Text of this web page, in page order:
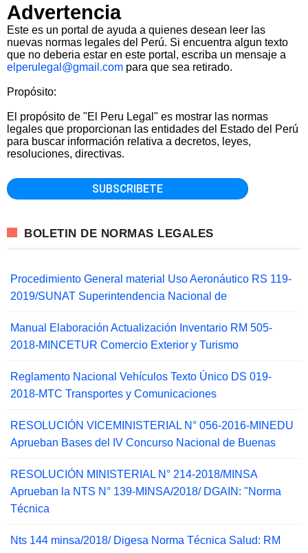
Advertencia
Este es un portal de ayuda a quienes desean leer las
nuevas normas legales del Perú. Si encuentra algun texto
que no deberia estar en este portal, escriba un mensaje a
elperulegal@gmail.com para que sea retirado.
Propósito:
El propósito de "El Peru Legal" es mostrar las normas
legales que proporcionan las entidades del Estado del Perú
para buscar información relativa a decretos, leyes,
resoluciones, directivas.
BOLETIN DE NORMAS LEGALES
Procedimiento General material Uso Aeronáutico RS 119-
2019/SUNAT Superintendencia Nacional de
Manual Elaboración Actualización Inventario RM 505-
2018-MINCETUR Comercio Exterior y Turismo
Reglamento Nacional Vehículos Texto Único DS 019-
2018-MTC Transportes y Comunicaciones
RESOLUCIÓN VICEMINISTERIAL N° 056-2016-MINEDU
Aprueban Bases del IV Concurso Nacional de Buenas
RESOLUCIÓN MINISTERIAL N° 214-2018/MINSA
Aprueban la NTS N° 139-MINSA/2018/ DGAIN: "Norma
Técnica
Nts 144 minsa/2018/ Digesa Norma Técnica Salud: RM